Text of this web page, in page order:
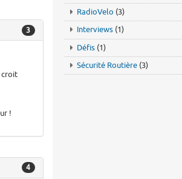
3
croit
!
4
RadioVelo (3)
Interviews (1)
Défis (1)
Sécurité Routière (3)